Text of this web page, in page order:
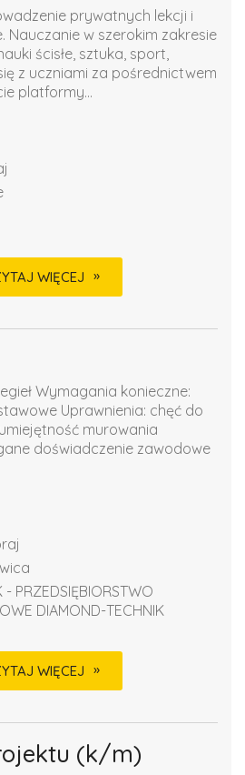
prywatnych lekcji i
Nauczanie w szerokim zakresie
ścisłe, sztuka, sport,
z uczniami za pośrednictwem
platformy...
WIĘCEJ
Wymagania konieczne:
Uprawnienia: chęć do
murowania
doświadczenie zawodowe
- PRZEDSIĘBIORSTWO
DIAMOND-TECHNIK
WIĘCEJ
(k/m)